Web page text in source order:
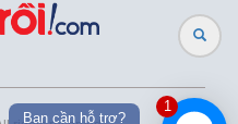
1
Bạn cần hỗ trợ?